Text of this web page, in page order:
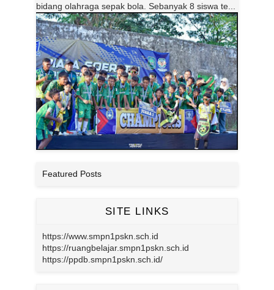
bidang olahraga sepak bola. Sebanyak 8 siswa te...
Featured Posts
SITE LINKS
https://www.smpn1pskn.sch.id
https://ruangbelajar.smpn1pskn.sch.id
https://ppdb.smpn1pskn.sch.id/